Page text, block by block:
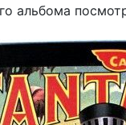
альбома